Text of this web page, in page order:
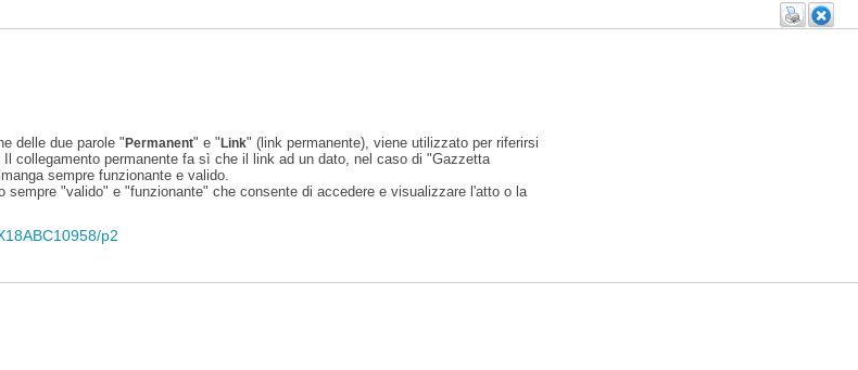
delle due parole "Permanent" e "Link" (link permanente), viene utilizzato per riferirsi
collegamento permanente fa sì che il link ad un dato, nel caso di "Gazzetta
sempre funzionante e valido.
sempre "valido" e "funzionante" che consente di accedere e visualizzare l'atto o la
p2